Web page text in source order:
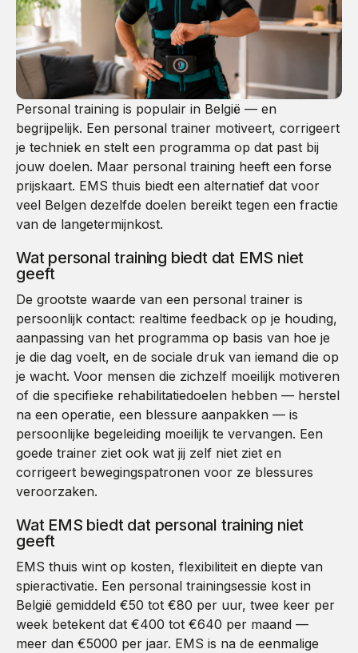
Personal training is populair in België — en
begrijpelijk. Een personal trainer motiveert, corrigeert
je techniek en stelt een programma op dat past bij
jouw doelen. Maar personal training heeft een forse
prijskaart. EMS thuis biedt een alternatief dat voor
veel Belgen dezelfde doelen bereikt tegen een fractie
van de langetermijnkost.
Wat personal training biedt dat EMS niet
geeft
De grootste waarde van een personal trainer is
persoonlijk contact: realtime feedback op je houding,
aanpassing van het programma op basis van hoe je
je die dag voelt, en de sociale druk van iemand die op
je wacht. Voor mensen die zichzelf moeilijk motiveren
of die specifieke rehabilitatiedoelen hebben — herstel
na een operatie, een blessure aanpakken — is
persoonlijke begeleiding moeilijk te vervangen. Een
goede trainer ziet ook wat jij zelf niet ziet en
corrigeert bewegingspatronen voor ze blessures
veroorzaken.
Wat EMS biedt dat personal training niet
geeft
EMS thuis wint op kosten, flexibiliteit en diepte van
spieractivatie. Een personal trainingsessie kost in
België gemiddeld €50 tot €80 per uur, twee keer per
week betekent dat €400 tot €640 per maand —
meer dan €5000 per jaar. EMS is na de eenmalige